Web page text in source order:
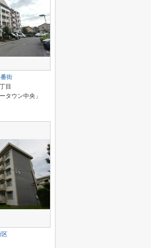
街
目
タウン中央」